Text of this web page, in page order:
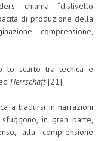
chiama “dislivello
di produzione della
comprensione,
lo scarto tra tecnica e
Herrschaft[21].
a tradursi in narrazioni
in gran parte,
alla comprensione